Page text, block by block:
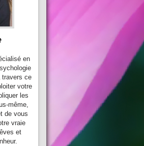
en
ce
votre
les
même,
de vous
vraie
et